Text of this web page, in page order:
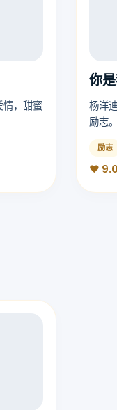
情，甜蜜
你
杨洋
励志。
励志
❤️